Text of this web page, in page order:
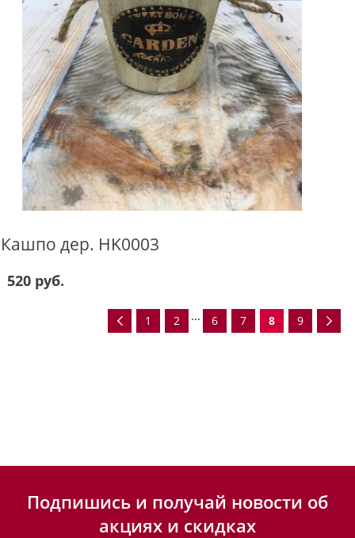
Кашпо дер. HK0003
520 руб.
1 2 ... 6 7 8 9
Подпишись и получай новости об
акциях и скидках